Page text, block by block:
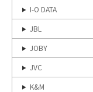
I-O DATA
JBL
JOBY
JVC
K&M